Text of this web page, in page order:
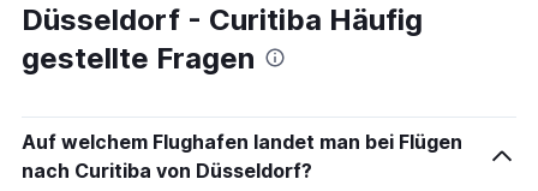
Düsseldorf - Curitiba Häufig
gestellte Fragen
Auf welchem Flughafen landet man bei Flügen
nach Curitiba von Düsseldorf?